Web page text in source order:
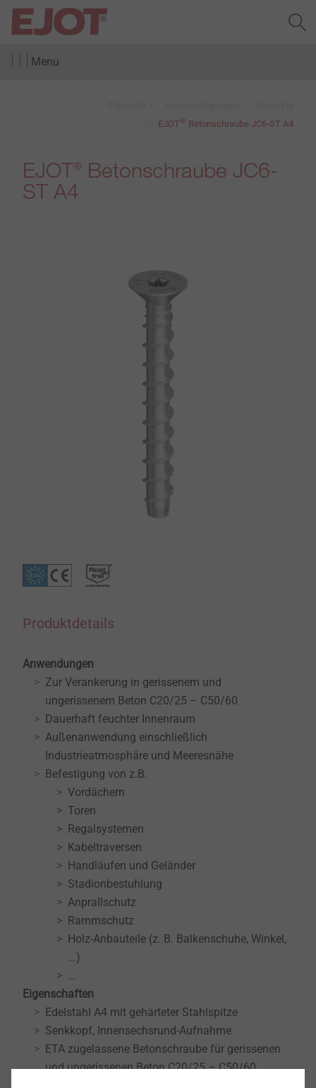
Menu
EJOT® Betonschraube JC6-ST A4
EJOT® Betonschraube JC6-
ST A4
Produktdetails
Anwendungen
Zur Verankerung in gerissenem und
ungerissenem Beton C20/25 – C50/60
Dauerhaft feuchter Innenraum
Außenanwendung einschließlich
Industrieatmosphäre und Meeresnähe
Befestigung von z.B.
Vordächern
Toren
Regalsystemen
Kabeltraversen
Handläufen und Geländer
Stadionbestuhlung
Anprallschutz
Rammschutz
Holz-Anbauteile (z. B. Balkenschuhe, Winkel,
...)
...
Eigenschaften
Edelstahl A4 mit gehärteter Stahlspitze
Senkkopf, Innensechsrund-Aufnahme
ETA zugelassene Betonschraube für gerissenen
und ungerissenen Beton C20/25 – C50/60